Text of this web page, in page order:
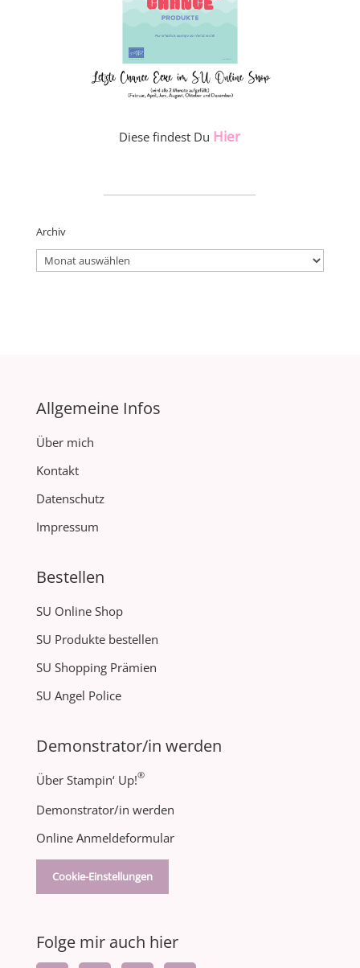
Diese findest Du Hier
Archiv
Archiv
Allgemeine Infos
Über mich
Kontakt
Datenschutz
Impressum
Bestellen
SU Online Shop
SU Produkte bestellen
SU Shopping Prämien
SU Angel Police
Demonstrator/in werden
Über Stampin‘ Up!®
Demonstrator/in werden
Online Anmeldeformular
Cookie-Einstellungen
Folge mir auch hier